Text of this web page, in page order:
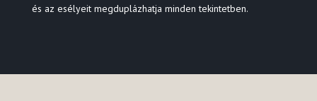
és az esélyeit megduplázhatja minden tekintetben.